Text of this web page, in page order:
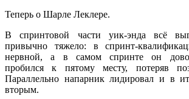
Теперь о Шарле Леклере.
В спринтовой части уик-энда всё
привычно тяжело: в спринт-
нервной, а в самом спринте он
пробился к пятому месту, потеряв
Параллельно напарник лидировал и в
вторым.